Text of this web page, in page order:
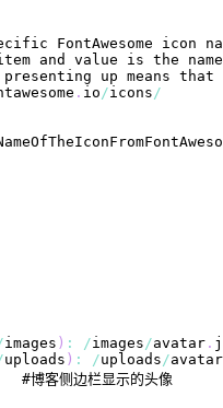
FontAwesome icon
and value is the
up means
. io /icons /
images ) : /images /avatar .
uploads ) : /uploads /avatar